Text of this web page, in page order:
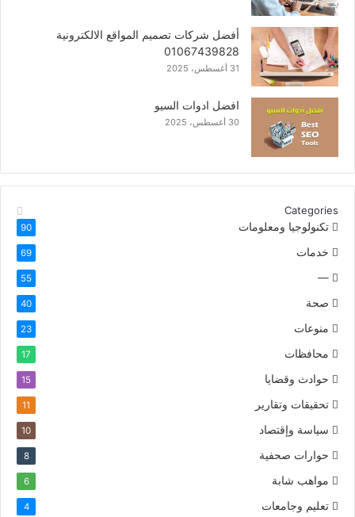
أفضل شركات تصميم المواقع الالكترونية
01067439828
31 أغسطس، 2025
افضل ادوات السيو
30 أغسطس، 2025
Categories
تكنولوجيا ومعلومات
90
خدمات 69
—
55
صحة 40
منوعات 23
محافظات 17
حوادث وقضايا 15
تحقيقات وتقارير 11
سياسة وإقتصاد 10
حوارات صحفية 8
مواهب شابة 6
تعليم وجامعات 4